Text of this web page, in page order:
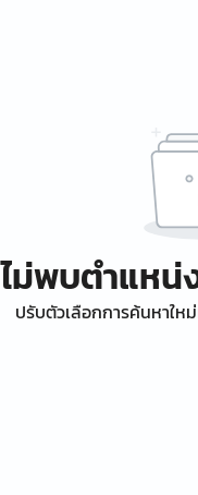
ไม่พบตำแห
ปรับตัวเลือกการค้นหาใ